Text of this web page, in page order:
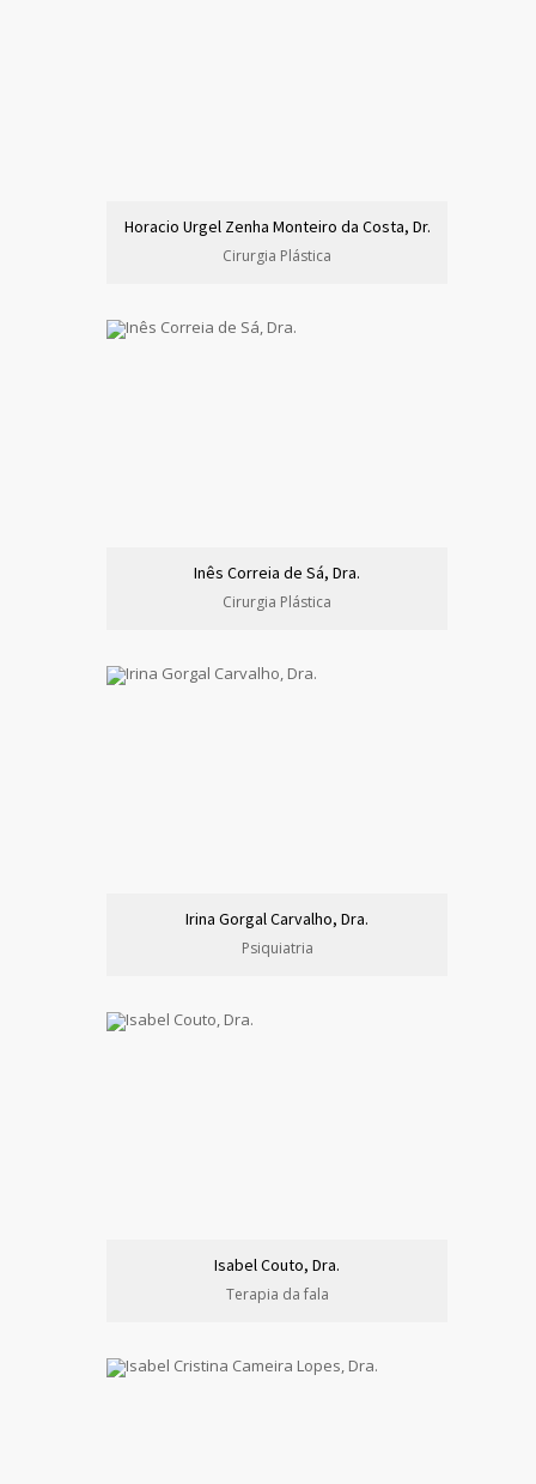
Horacio Urgel Zenha Monteiro da Costa, Dr.
Cirurgia Plástica
Inês Correia de Sá, Dra.
Cirurgia Plástica
Irina Gorgal Carvalho, Dra.
Psiquiatria
Isabel Couto, Dra.
Terapia da fala